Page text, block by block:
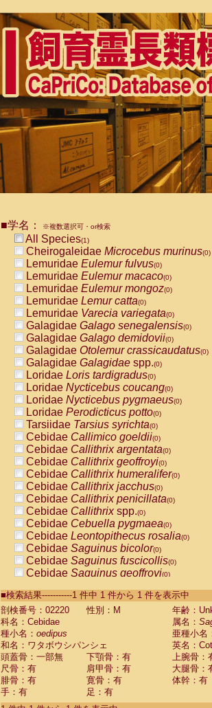
■学名： ※複数選択可・or検索
All Species(1)
Cheirogaleidae Microcebus murinus(0)
Lemuridae Eulemur fulvus(0)
Lemuridae Eulemur macaco(0)
Lemuridae Eulemur mongoz(0)
Lemuridae Lemur catta(0)
Lemuridae Varecia variegata(0)
Galagidae Galago senegalensis(0)
Galagidae Galago demidovii(0)
Galagidae Otolemur crassicaudatus(0)
Galagidae Galagidae spp.(0)
Loridae Loris tardigradus(0)
Loridae Nycticebus coucang(0)
Loridae Nycticebus pygmaeus(0)
Loridae Perodicticus potto(0)
Tarsiidae Tarsius syrichta(0)
Cebidae Callimico goeldii(0)
Cebidae Callithrix argentata(0)
Cebidae Callithrix geoffroyi(0)
Cebidae Callithrix humeralifer(0)
Cebidae Callithrix jacchus(0)
Cebidae Callithrix penicillata(0)
Cebidae Callithrixspp.(0)
Cebidae Cebuella pygmaea(0)
Cebidae Leontopithecus rosalia(0)
Cebidae Saguinus bicolor(0)
Cebidae Saguinus fuscicollis(0)
Cebidae Saguinus geoffroyi(0)
CebidaeSaguinus labiatus(0)
Cebidae Saguinus leucopus (0)
Cebidae
Cebidae
CebidaeSaguinus nigricollis (0)
Cebidae Saguinus oedipus
Cebidae Saguinus weddelli
Cebidae Saguinusspp.
Cebidae Aotus trivirgatus
■検索結果-----------1 件中 1 件から 1 件を表示中
剖検番号：02220
性別：M
年齢：
科名：Cebidae
属名：
種小名： oedipus
亜種小名
和名：ワタボウシパンシェ
英名：
頭蓋骨：一部無
下顎骨：有
上腕骨：
尺骨：有
肩甲骨：有
大腿骨：
腓骨：有
寛骨：有
体幹：有
手：有
足：有